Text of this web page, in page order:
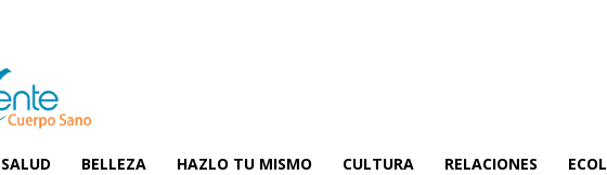
SALUD BELLEZA HAZLO TU MISMO CULTURA RELACIONES